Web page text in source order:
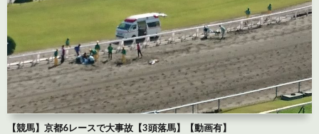
【競馬】京都6レースで大事故【3頭落馬】【動画有】